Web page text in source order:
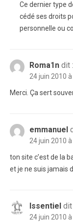
Ce dernier type
cédé ses droits
personnelle ou
Roma1n dit :
24 juin 2010
Merci. Ça sert
emmanuel
24 juin 2010
ton site c’est de la
et je ne suis jamais
Issentiel dit
24 juin 2010